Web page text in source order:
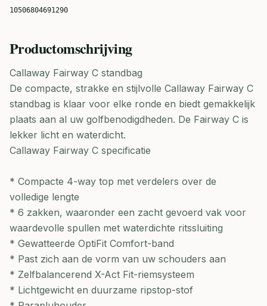
10506804691290
Productomschrijving
Callaway Fairway C standbag
De compacte, strakke en stijlvolle Callaway Fairway C
standbag is klaar voor elke ronde en biedt gemakkelijk
plaats aan al uw golfbenodigdheden. De Fairway C is
lekker licht en waterdicht.
Callaway Fairway C specificatie
* Compacte 4-way top met verdelers over de
volledige lengte
* 6 zakken, waaronder een zacht gevoerd vak voor
waardevolle spullen met waterdichte ritssluiting
* Gewatteerde OptiFit Comfort-band
* Past zich aan de vorm van uw schouders aan
* Zelfbalancerend X-Act Fit-riemsysteem
* Lichtgewicht en duurzame ripstop-stof